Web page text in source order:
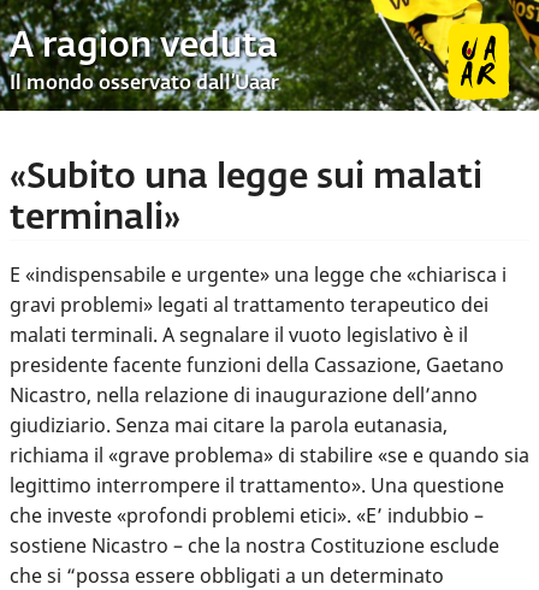
A ragion veduta
Il mondo osservato dall’Uaar
«Subito una legge sui malati
terminali»
E «indispensabile e urgente» una legge che «chiarisca i
gravi problemi» legati al trattamento terapeutico dei
malati terminali. A segnalare il vuoto legislativo è il
presidente facente funzioni della Cassazione, Gaetano
Nicastro, nella relazione di inaugurazione dell’anno
giudiziario. Senza mai citare la parola eutanasia,
richiama il «grave problema» di stabilire «se e quando sia
legittimo interrompere il trattamento». Una questione
che investe «profondi problemi etici». «E’ indubbio –
sostiene Nicastro – che la nostra Costituzione esclude
che si “possa essere obbligati a un determinato